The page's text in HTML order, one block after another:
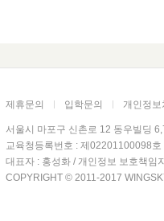
제휴문의 입학문의 개인정보
서울시 마포구 신촌로 12 동우빌딩
교육청등록번호 : 제02201100098
대표자 : 홍성화 / 개인정보 보호책임
COPYRIGHT © 2011-2017